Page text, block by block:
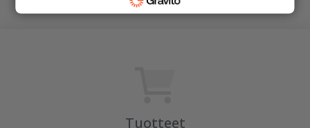
Tuotteet